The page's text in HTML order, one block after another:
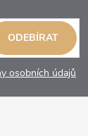
osobních údajů
ODEBÍRAT